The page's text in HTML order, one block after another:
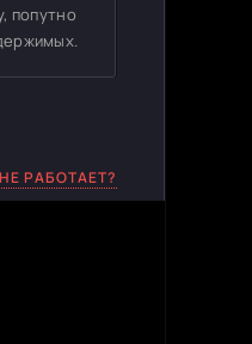
попутно
НЕ РАБОТАЕТ?